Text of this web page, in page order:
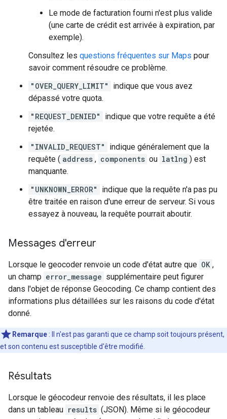
Le mode de facturation fourni n'est plus valide
(une carte de crédit est arrivée à expiration, par
exemple).
Consultez les questions fréquentes sur Maps pour
savoir comment résoudre ce problème.
"OVER_QUERY_LIMIT"
indique que vous avez
dépassé votre quota.
"REQUEST_DENIED"
indique que votre requête a été
rejetée.
"INVALID_REQUEST"
indique généralement que la
requête ( address , components ou latlng ) est
manquante.
"UNKNOWN_ERROR"
indique que la requête n'a pas pu
être traitée en raison d'une erreur de serveur. Si vous
essayez à nouveau, la requête pourrait aboutir.
Messages d'erreur
Lorsque le geocoder renvoie un code d'état autre que OK ,
un champ error_message supplémentaire peut figurer
dans l'objet de réponse Geocoding. Ce champ contient des
informations plus détaillées sur les raisons du code d'état
donné.
Remarque : Il n'est pas garanti que ce champ soit toujours présent,
et son contenu est susceptible d'être modifié.
Résultats
Lorsque le géocodeur renvoie des résultats, il les place
dans un tableau results (JSON). Même si le géocodeur